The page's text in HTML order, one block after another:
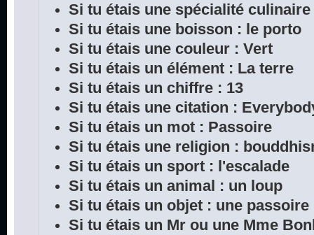
Si tu étais une spécialité
Si tu étais une boisson : le porto
Si tu étais une couleur : Vert
Si tu étais un élément : La terre
Si tu étais un chiffre : 13
Si tu étais une citation :
Si tu étais un mot : Passoire
Si tu étais une religion :
Si tu étais un sport : l'escalade
Si tu étais un animal : un loup
Si tu étais un objet : une passoire
Si tu étais un Mr ou une Mme